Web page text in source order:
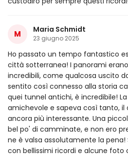
M Maria Schmidt
23 giugno 2025
Ho passato un tempo fantastico
città sotterranea! I panorami
incredibili, come qualcosa uscito
sentito così connesso alla storia
quei tunnel antichi, è incredibile!
amichevole e sapeva così tanto,
ancora più interessante. Una
bel po' di camminate, e non ero
ne è valsa assolutamente la
con bellissimi ricordi e alcune foto